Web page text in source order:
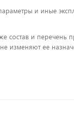
и иные
состав и
изменяют ее